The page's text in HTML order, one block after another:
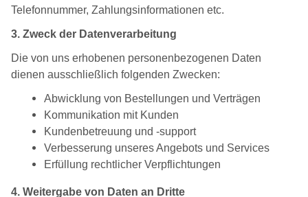
Telefonnummer, Zahlungsinformationen etc.
3. Zweck der Datenverarbeitung
Die von uns erhobenen personenbezogenen Daten
dienen ausschließlich folgenden Zwecken:
Abwicklung von Bestellungen und Verträgen
Kommunikation mit Kunden
Kundenbetreuung und -support
Verbesserung unseres Angebots und Services
Erfüllung rechtlicher Verpflichtungen
4. Weitergabe von Daten an Dritte